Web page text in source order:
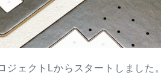
ェクトLからスタートしました。